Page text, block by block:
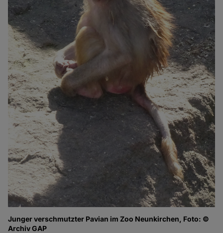
Junger verschmutzter Pavian im Zoo Neunkirchen, Foto: ©
Archiv GAP